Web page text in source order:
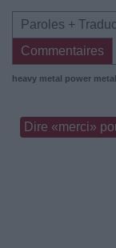
Paroles +
Commentaires
heavy metal power metal
Dire «merci»